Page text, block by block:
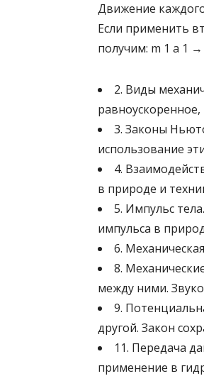
Движение
Если применить
получим: m 1 a 1
2. Виды
3. Законы
использование
4.
в природе и
5. Импульс
импульса в
6.
8.
между ними.
9.
другой. Закон
11. Передача
применение в